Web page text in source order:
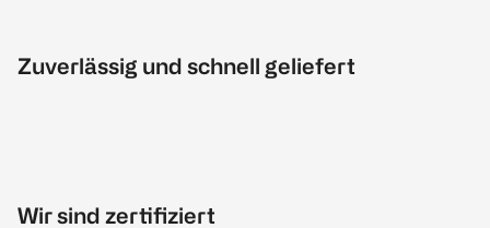
Zuverlässig und schnell geliefert
Wir sind zertifiziert